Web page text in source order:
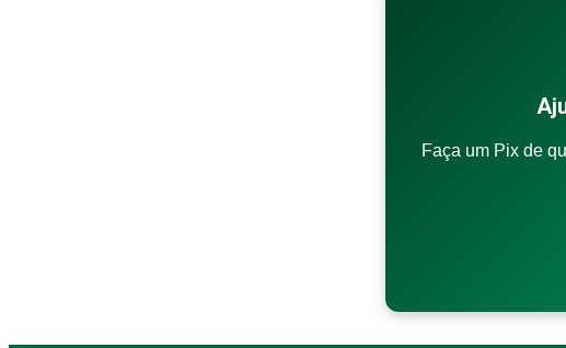
Faça um Pix de